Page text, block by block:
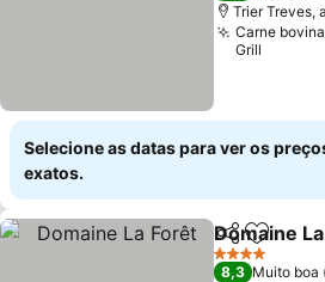
Trier Treves,
Carne
Grill
Selecione as datas para ver os
exatos.
Partilhar
Domaine
4 Estrelas
8,3 Muito boa